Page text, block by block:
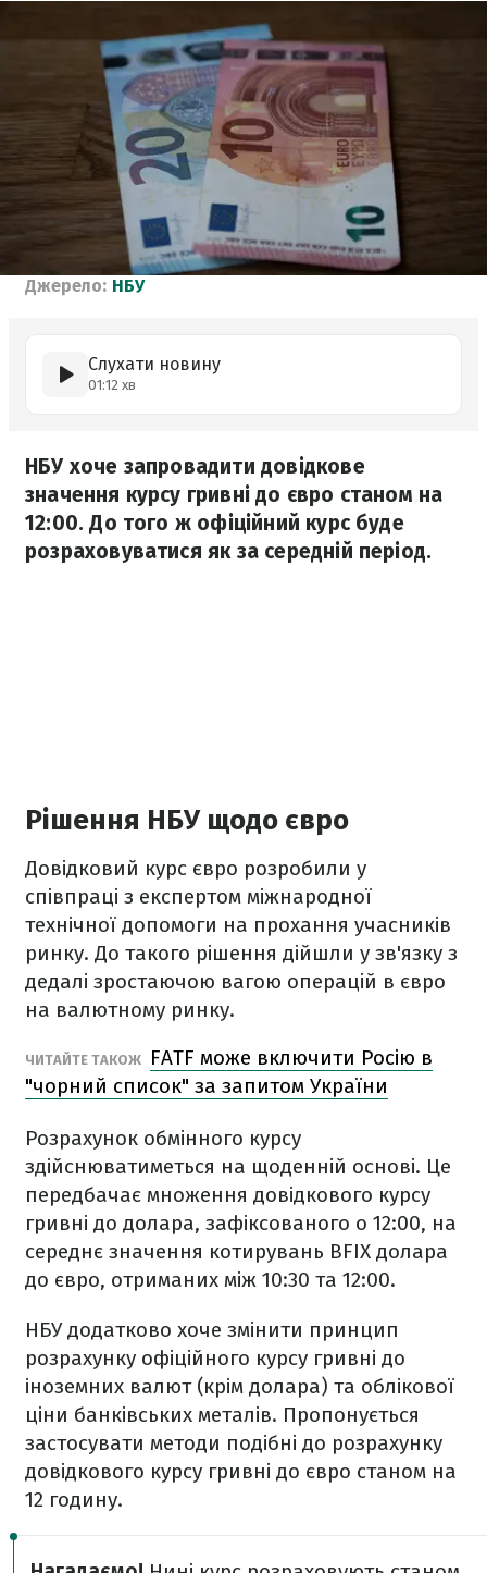
Джерело: НБУ
Слухати новину
01:12 хв
НБУ хоче запровадити довідкове
значення курсу гривні до євро станом на
12:00. До того ж офіційний курс буде
розраховуватися як за середній період.
Рішення НБУ щодо євро
Довідковий курс євро розробили у
співпраці з експертом міжнародної
технічної допомоги на прохання учасників
ринку. До такого рішення дійшли у зв'язку з
дедалі зростаючою вагою операцій в євро
на валютному ринку.
ЧИТАЙТЕ ТАКОЖ
FATF може включити Росію в
"чорний список" за запитом України
Розрахунок обмінного курсу
здійснюватиметься на щоденній основі. Це
передбачає множення довідкового курсу
гривні до долара, зафіксованого о 12:00, на
середнє значення котирувань BFIX долара
до євро, отриманих між 10:30 та 12:00.
НБУ додатково хоче змінити принцип
розрахунку офіційного курсу гривні до
іноземних валют (крім долара) та облікової
ціни банківських металів. Пропонується
застосувати методи подібні до розрахунку
довідкового курсу гривні до євро станом на
12 годину.